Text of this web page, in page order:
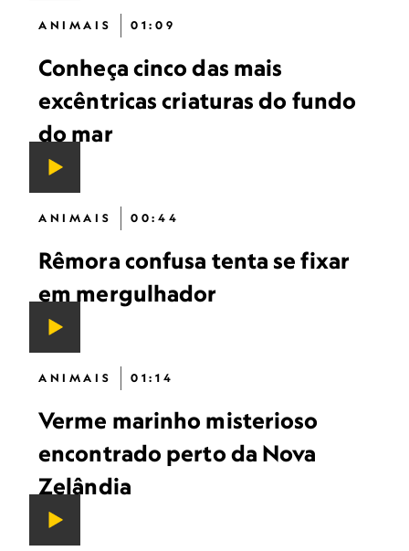
ANIMAIS 01:09
Conheça cinco das mais
excêntricas criaturas do fundo
do mar
ANIMAIS 00:44
Rêmora confusa tenta se fixar
em mergulhador
ANIMAIS 01:14
Verme marinho misterioso
encontrado perto da Nova
Zelândia